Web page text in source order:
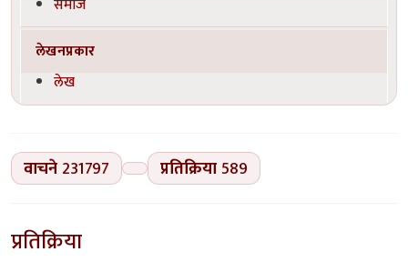
लेखनप्रकार
लेख
वाचने 231797 प्रतिक्रिया589
प्रतिक्रिया